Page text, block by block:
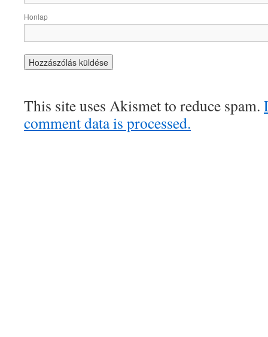
Honlap
This site uses Akismet to reduce spam.
comment data is processed.